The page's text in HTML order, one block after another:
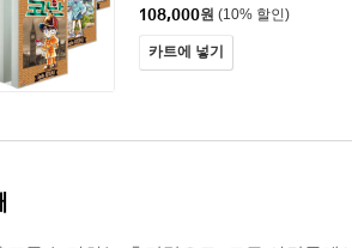
108,000원 (10% 할인)
카트에 넣기